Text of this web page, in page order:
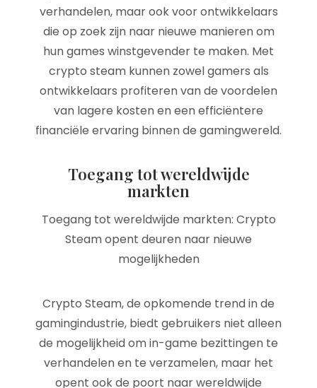
verhandelen, maar ook voor ontwikkelaars
die op zoek zijn naar nieuwe manieren om
hun games winstgevender te maken. Met
crypto steam kunnen zowel gamers als
ontwikkelaars profiteren van de voordelen
van lagere kosten en een efficiëntere
financiële ervaring binnen de gamingwereld.
Toegang tot wereldwijde
markten
Toegang tot wereldwijde markten: Crypto
Steam opent deuren naar nieuwe
mogelijkheden
Crypto Steam, de opkomende trend in de
gamingindustrie, biedt gebruikers niet alleen
de mogelijkheid om in-game bezittingen te
verhandelen en te verzamelen, maar het
opent ook de poort naar wereldwijde